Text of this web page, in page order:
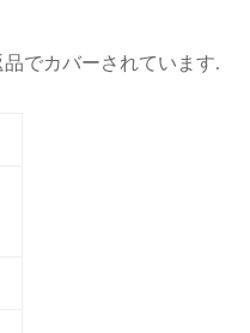
でカバーされています.